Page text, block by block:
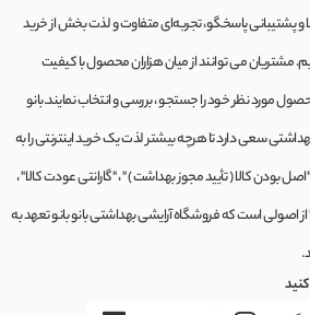
و پشتیبانی پاسخگو، تجربه‌ای متفاوت و لذت بخش از خرید
مشتريان می توانند از ميان هزاران محصول با کيفيت
مورد نظر خود را جستجو ، بررسی و انتخاب نمايند.بانو
سعی دارد تا هرچه بیشتر لذت یک خرید اینترنتی را به
کالا ( تأیید مجوز بهداشت ) " ، "گارانتی عودت کالا" ،
اصولی است که فروشگاه آرایشی بهداشتی بانو بانو تعهد به